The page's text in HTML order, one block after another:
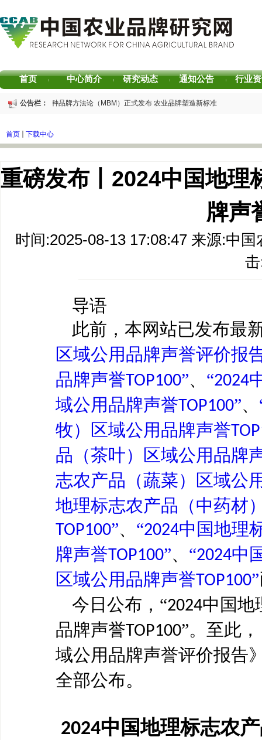
首页 | 中心简介 | 研究动态 | 通知公告 | 行业
公告栏：
重磅发布 | 芒种品牌方法论（MBM）正式发布 农业品牌塑造新标准
书香赋能乡村振兴！“耕读中国·品牌强农”主题阅读活动在杭州圆满落幕
专家观点｜建构富有持久竞争力的中国品牌生态 创新具有独特整合力的中国品牌叙
首页 下载中心
重磅发布丨2024中国地理
牌声
时间:2025-08-13 17:08:47 来源:中
导语
此前， 本网站已发布最
区域公用品牌声誉评价报
品牌声誉TOP100”、 “2024
域公用品牌声誉TOP100”、
牧）区域公用品牌声誉
品（茶叶）区域公用品牌
志农产品（蔬菜）区域公
地理标志农产品（中药材
TOP100”、 “2024中国地理
牌声誉TOP100”、 “2024中
区域公用品牌声誉TOP100”
今日公布， “2024中国地
品牌声誉TOP100”。至此
域公用品牌声誉评价报告
全部公布。
2024中国地理标志农